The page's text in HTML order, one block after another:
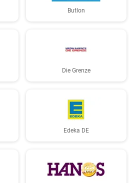
Butlon
Die Grenze
Edeka DE